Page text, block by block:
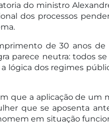
do ministro
dos processos
de 30 anos
parece neutra: todos
lógica dos regimes
que a aplicação de
que se aposenta
em situação